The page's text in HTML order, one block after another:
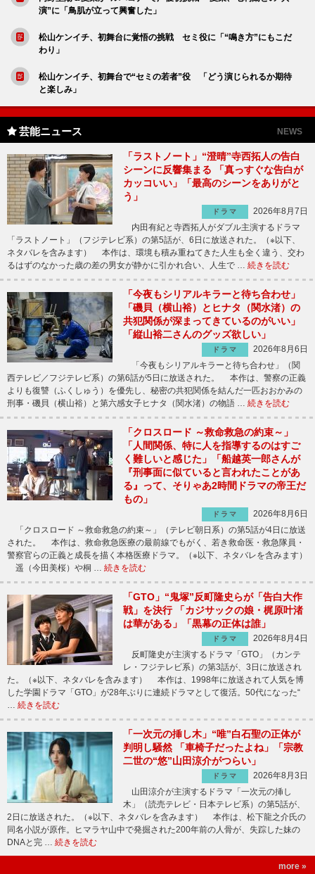
演”に「鳥肌が立って興奮した」
松山ケンイチ、初舞台に覚悟の挑戦 セミ役に「“鳴き方”にもこだ
わり」
松山ケンイチ、初舞台で“セミの若者”役 「どう演じられるか期待
と楽しみ」
芸能ニュース NEWS
「ラストノート」“澄晴”寺西拓人の告白
シーンに反響集まる 「真っすぐな告白が
カッコいい」「最高のシーンをありがと
う」
ドラマ
2026年8月7日
内田有紀と寺西拓人がダブル主演するドラマ
「ラストノート」（フジテレビ系）の第5話が、6日に放送された。（※以下、
ネタバレを含みます） 本作は、環境も積み重ねてきた人生も全く違う、交わ
るはずのなかった歳の差の男女が静かに引かれ合い、人生で … 続きを読む
「今夜もシリアルキラーと待ち合わせ」
「磯貝（横山裕）とヒナタ（関水渚）の
共犯関係が深まってきているのがいい」
「縦山裕二さんのグッズ欲しい」
ドラマ
2026年8月6日
「今夜もシリアルキラーと待ち合わせ」（関
西テレビ／フジテレビ系）の第6話が5日に放送された。 本作は、警察の正義
よりも復讐（ふくしゅう）を優先し、秘密の共犯関係を結んだ一匹おおかみの
刑事・磯貝（横山裕）と第六感女子ヒナタ（関水渚）の物語 … 続きを読む
「クロスロード ～救命救急の約束～」
「人間関係、特に人を指導するのはすご
く難しいと感じた」「船越英一郎さんが
『刑事面に似ていると言われたことがあ
る』って、そりゃあ2時間ドラマの帝王だ
もの」
ドラマ
2026年8月6日
「クロスロード ～救命救急の約束～」（テレビ朝日系）の第5話が4日に放送
された。 本作は、救命救急医療の最前線でもがく、若き救命医・救急隊員・
警察官らの正義と成長を描く本格医療ドラマ。（※以下、ネタバレを含みます）
遥（今田美桜）や桐 … 続きを読む
「GTO」“鬼塚”反町隆史らが「告白大作
戦」を決行 「カジサックの娘・梶原叶渚
は華がある」「黒幕の正体は誰」
ドラマ
2026年8月4日
反町隆史が主演するドラマ「GTO」（カンテ
レ・フジテレビ系）の第3話が、3日に放送され
た。（※以下、ネタバレを含みます） 本作は、1998年に放送されて人気を博
した学園ドラマ「GTO」が28年ぶりに連続ドラマとして復活。50代になった“
… 続きを読む
「一次元の挿し木」“唯”白石聖の正体が
判明し騒然 「車椅子だったよね」「宗教
二世の“悠”山田涼介がつらい」
ドラマ
2026年8月3日
山田涼介が主演するドラマ「一次元の挿し
木」（読売テレビ・日本テレビ系）の第5話が、
2日に放送された。（※以下、ネタバレを含みます） 本作は、松下龍之介氏の
同名小説が原作。ヒマラヤ山中で発掘された200年前の人骨が、失踪した妹の
DNAと完 … 続きを読む
more »